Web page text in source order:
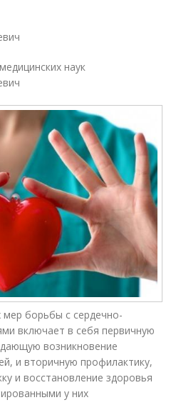
наук
мер борьбы с сердечно-
включает в себя первичную
возникновение
и вторичную профилактику,
и восстановление здоровья
у них